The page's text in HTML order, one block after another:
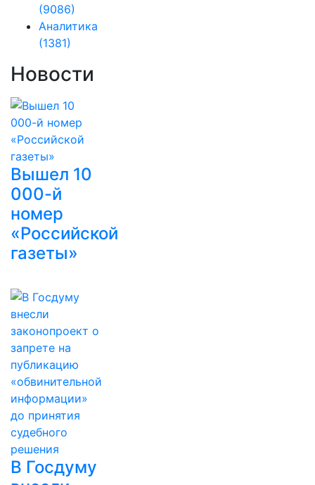
(9086)
Аналитика
(1381)
Новости
Вышел 10
000-й
номер
«Российской
газеты»
В Госдуму